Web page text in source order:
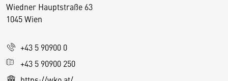
Wiedner Hauptstraße 63
1045 Wien
+43 5 90900 0
+43 5 90900 250
D
s
e
S